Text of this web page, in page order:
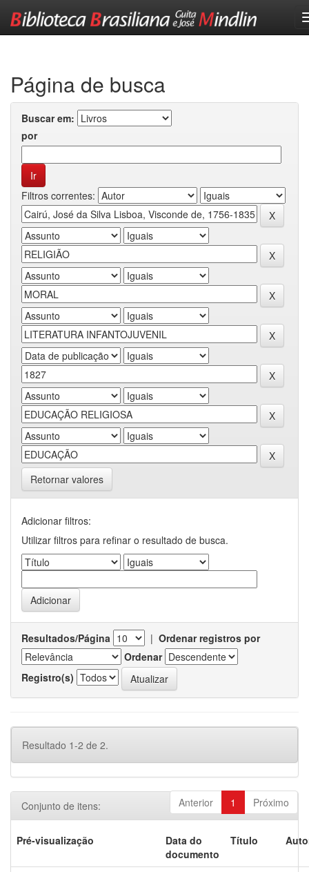
Página de busca
Buscar em:
por
Filtros correntes:
Retornar valores
Adicionar filtros:
Utilizar filtros para refinar o resultado de busca.
Resultados/Página | Ordenar registros por
Ordenar
Registro(s)
Resultado 1-2 de 2.
Anterior 1 Próximo
Conjunto de itens:
Pré-visualização
Data do
documento
Título